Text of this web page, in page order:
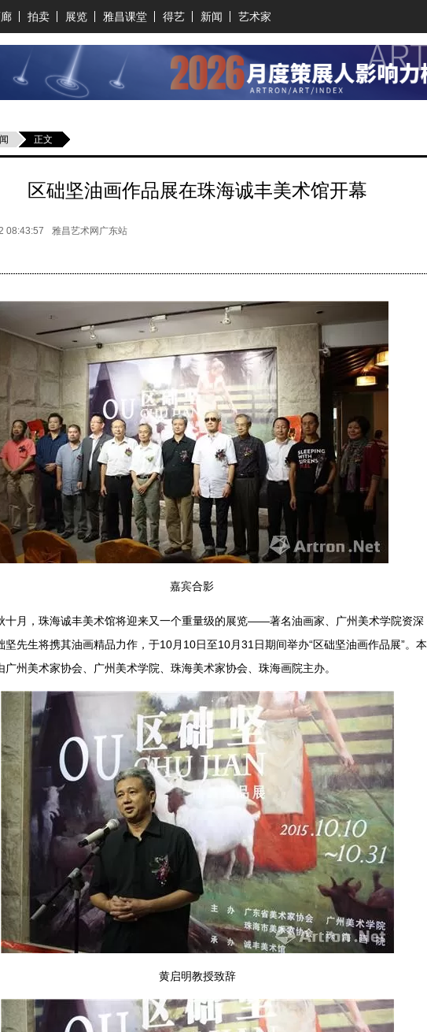
拍卖 展览 雅昌课堂 得艺 新闻 艺术家
正文
区础坚油画作品展在珠海诚丰美术馆开幕
08:43:57 雅昌艺术网广东站
嘉宾合影
月，珠海诚丰美术馆将迎来又一个重量级的展览——著名油画家、广州美术学院资深
坚先生将携其油画精品力作，于10月10日至10月31日期间举办“区础坚油画作品展”。本
广州美术家协会、广州美术学院、珠海美术家协会、珠海画院主办。
黄启明教授致辞